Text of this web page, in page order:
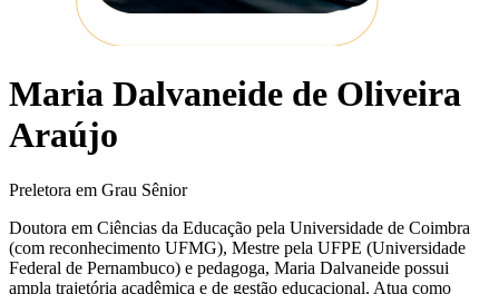
Maria Dalvaneide de Oliveira
Araújo
Preletora em Grau Sênior
Doutora em Ciências da Educação pela Universidade de Coimbra
(com reconhecimento UFMG), Mestre pela UFPE (Universidade
Federal de Pernambuco) e pedagoga, Maria Dalvaneide possui
ampla trajetória acadêmica e de gestão educacional. Atua como